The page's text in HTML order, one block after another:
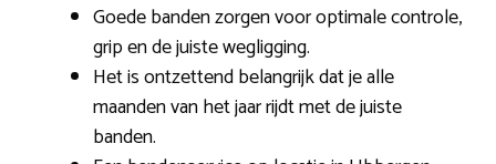
Goede banden zorgen voor optimale controle,
grip en de juiste wegligging.
Het is ontzettend belangrijk dat je alle
maanden van het jaar rijdt met de juiste
banden.